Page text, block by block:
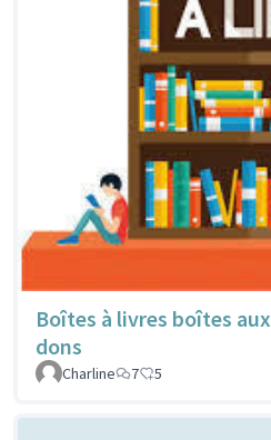
Boîtes à livres boîtes aux
dons
Charline
7 5